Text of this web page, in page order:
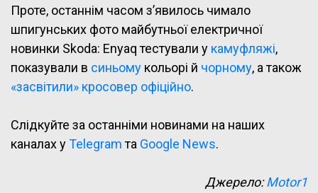
Проте, останнім часом з’явилось чимало
шпигунських фото майбутньої електричної
новинки Skoda: Enyaq тестували у камуфляжі,
показували в синьому кольорі й чорному, а також
«засвітили» кросовер офіційно.
Слідкуйте за останніми новинами на наших
каналах уTelegramта Google News.
Джерело:Motor1